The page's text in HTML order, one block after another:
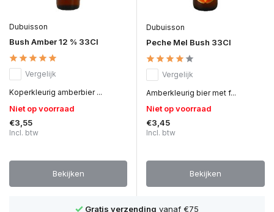
Dubuisson
Bush Amber 12 % 33Cl
Vergelijk
Koperkleurig amberbier ...
Niet op voorraad
€3,55
Incl. btw
Bekijken
Dubuisson
Peche Mel Bush 33Cl
Vergelijk
Amberkleurig bier met f...
Niet op voorraad
€3,45
Incl. btw
Bekijken